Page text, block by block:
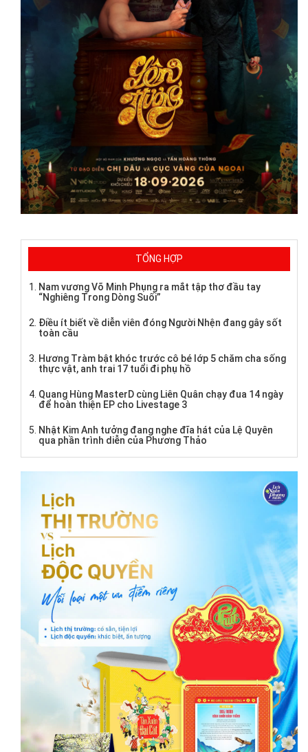
TỔNG HỢP
Nam vương Võ Minh Phụng ra mắt tập thơ đầu tay
“Nghiêng Trong Dòng Suối”
Điều ít biết về diễn viên đóng Người Nhện đang gây sốt
toàn cầu
Hương Tràm bật khóc trước cô bé lớp 5 chăm cha sống
thực vật, anh trai 17 tuổi đi phụ hồ
Quang Hùng MasterD cùng Liên Quân chạy đua 14 ngày
để hoàn thiện EP cho Livestage 3
Nhật Kim Anh tưởng đang nghe đĩa hát của Lệ Quyên
qua phần trình diễn của Phương Thảo